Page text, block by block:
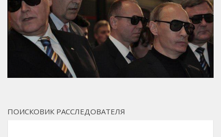
ПОИСКОВИК РАССЛЕДОВАТЕЛЯ